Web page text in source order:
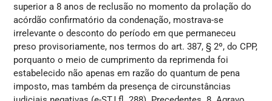
superior a 8 anos de reclusão no momento da prolação do
acórdão confirmatório da condenação, mostrava-se
irrelevante o desconto do período em que permaneceu
preso provisoriamente, nos termos do art. 387, § 2º, do CPP,
porquanto o meio de cumprimento da reprimenda foi
estabelecido não apenas em razão do quantum de pena
imposto, mas também da presença de circunstâncias